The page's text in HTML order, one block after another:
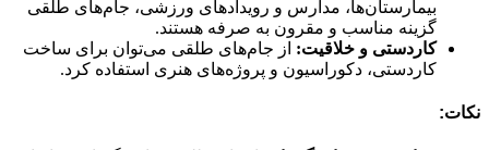
بیمارستان‌ها، مدارس و رویدادهای ورزشی، جام‌های طلقی
گزینه مناسب و مقرون به صرفه هستند.
کاردستی و خلاقیت: از جام‌های طلقی می‌توان برای ساخت
کاردستی، دکوراسیون و پروژه‌های هنری استفاده کرد.
نکات: